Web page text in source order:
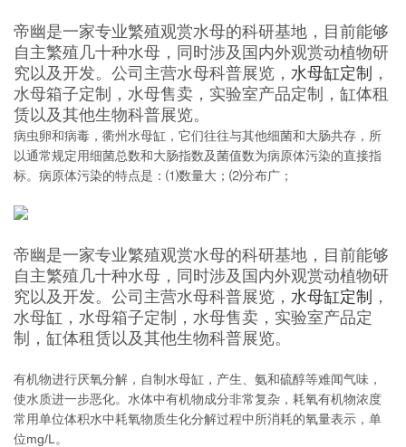
帝幽是一家专业繁殖观赏水母的科研基地，目前能够
自主繁殖几十种水母，同时涉及国内外观赏动植物研
究以及开发。公司主营水母科普展览， 水母缸定制
，
水母箱子定制，水母售卖，实验室产品定制，缸体租
赁以及其他生物科普展览。
病虫卵和病毒，衢州水母缸，它们往往与其他细菌和大肠共存，所
以通常规定用细菌总数和大肠指数及菌值数为病原体污染的直接指
标。病原体污染的特点是：⑴数量大；⑵分布广；
帝幽是一家专业繁殖观赏水母的科研基地，目前能够
自主繁殖几十种水母，同时涉及国内外观赏动植物研
究以及开发。公司主营水母科普展览， 水母缸定制
，
水母缸，水母箱子定制，水母售卖，实验室产品定
制，缸体租赁以及其他生物科普展览。
有机物进行厌氧分解，自制水母缸，产生、氨和硫醇等难闻气味，
使水质进一步恶化。水体中有机物成分非常复杂，耗氧有机物浓度
常用单位体积水中耗氧物质生化分解过程中所消耗的氧量表示，单
位mg/L。